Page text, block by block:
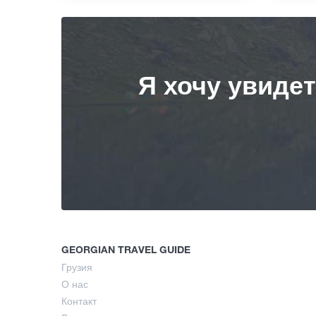
Я хочу
GEORGIAN TRAVEL GUIDE
Грузия
О нас
Контакт